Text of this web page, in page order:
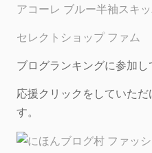
アコーレ ブルー半袖スキ
セレクトショップ ファム
ブログランキングに参加し
応援クリックをしていた
す。